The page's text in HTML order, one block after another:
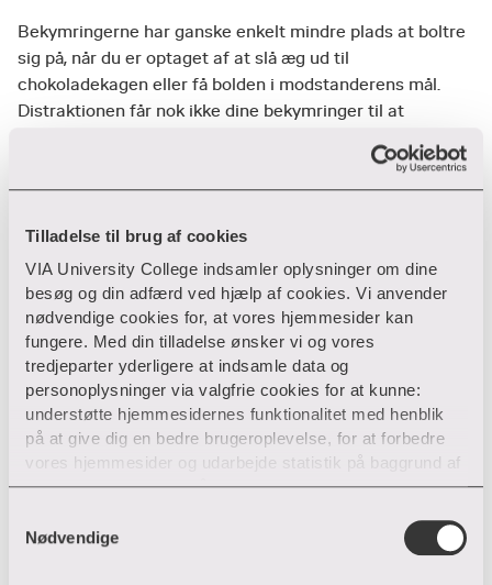
Tilladelse til brug af cookies
VIA University College indsamler oplysninger om dine
besøg og din adfærd ved hjælp af cookies. Vi anvender
nødvendige cookies for, at vores hjemmesider kan
fungere. Med din tilladelse ønsker vi og vores
tredjeparter yderligere at indsamle data og
personoplysninger via valgfrie cookies for at kunne:
understøtte hjemmesidernes funktionalitet med henblik
på at give dig en bedre brugeroplevelse, for at forbedre
vores hjemmesider og udarbejde statistik på baggrund af
analyser samt for at målrette markedsføring via andre
Du kan til enhver tid til- og fravælge cookies eller trække
Nødvendige
Bekymringerne har ganske enkelt mindre plads at boltre
sig på, når du er optaget af at slå æg ud til
chokoladekagen eller få bolden i modstanderens mål.
Distraktionen får nok ikke dine bekymringer til at
virkeligheden.
Mere inspiration